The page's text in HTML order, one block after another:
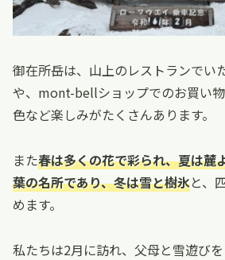
御在所岳は、山上のレストランでい
や、mont-bellショップでのお買い
色など楽しみがたくさんあります。
また春は多くの花で彩られ、夏は麓
葉の名所であり、冬は雪と樹氷と、
めます。
私たちは2月に訪れ、父母と雪遊び